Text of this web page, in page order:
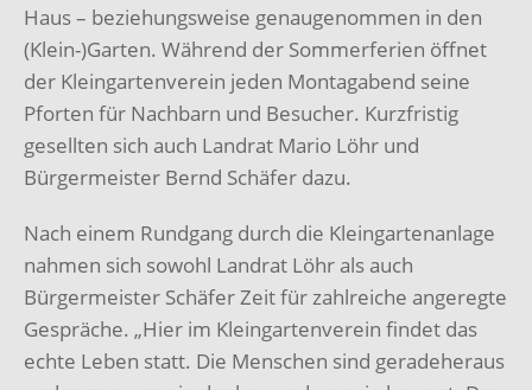
Haus – beziehungsweise genaugenommen in den
(Klein-)Garten. Während der Sommerferien öffnet
der Kleingartenverein jeden Montagabend seine
Pforten für Nachbarn und Besucher. Kurzfristig
gesellten sich auch Landrat Mario Löhr und
Bürgermeister Bernd Schäfer dazu.
Nach einem Rundgang durch die Kleingartenanlage
nahmen sich sowohl Landrat Löhr als auch
Bürgermeister Schäfer Zeit für zahlreiche angeregte
Gespräche. „Hier im Kleingartenverein findet das
echte Leben statt. Die Menschen sind geradeheraus